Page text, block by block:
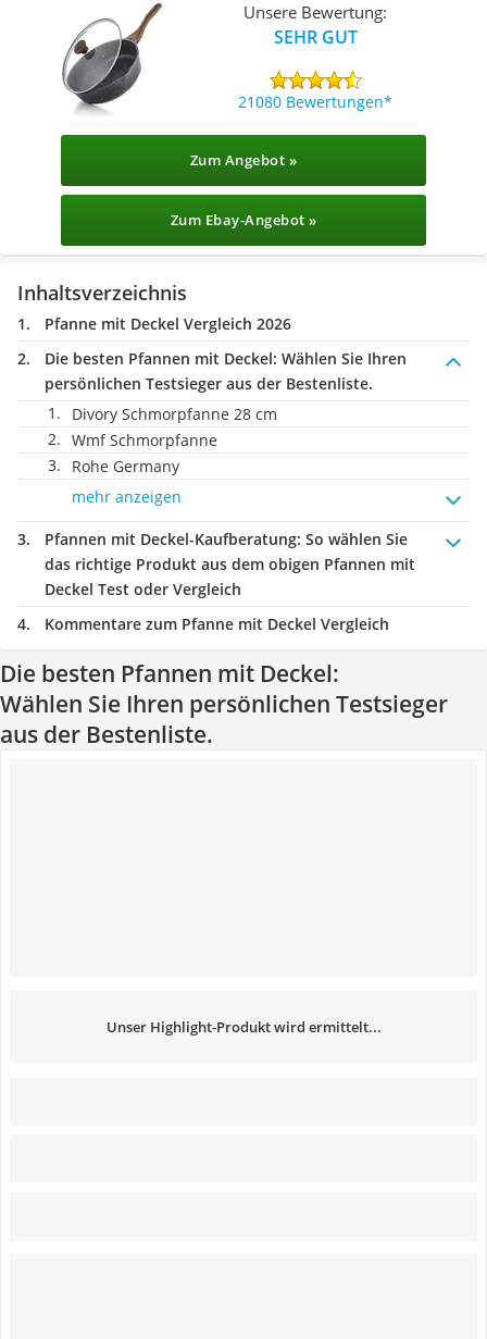
Unsere Bewertung:
SEHR GUT
21080 Bewertungen
Zum Angebot »
Zum Ebay-Angebot »
Inhaltsverzeichnis
Pfanne mit Deckel Vergleich 2026
Die besten Pfannen mit Deckel: Wählen Sie Ihren
persönlichen Testsieger aus der Bestenliste.
Divory Schmorpfanne 28 cm
Wmf Schmorpfanne
Rohe Germany
mehr anzeigen
Pfannen mit Deckel-Kaufberatung: So wählen Sie
das richtige Produkt aus dem obigen Pfannen mit
Deckel Test oder Vergleich
Kommentare zum Pfanne mit Deckel Vergleich
Die besten Pfannen mit Deckel:
Wählen Sie Ihren persönlichen Testsieger
aus der Bestenliste.
Unser Highlight-Produkt wird ermittelt...